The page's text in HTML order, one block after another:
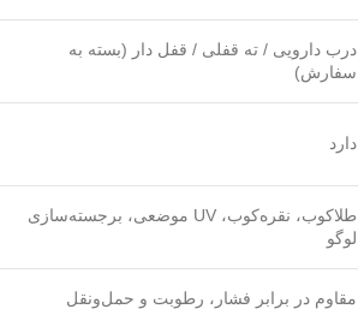
درب دارویی / ته قفلی / قفل دار (بسته به
سفارش)
دارد
طلاکوب، نقره‌کوب، UV موضعی، برجسته‌سازی
لوگو
مقاوم در برابر فشار، رطوبت و حمل‌ونقل